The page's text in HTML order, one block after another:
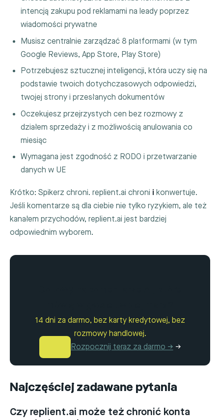
intencją zakupu pod reklamami na leady poprzez
wiadomości prywatne
Musisz centralnie zarządzać 8 platformami (w tym
Google Reviews, App Store, Play Store)
Potrzebujesz sztucznej inteligencji, która uczy się na
podstawie twoich dotychczasowych odpowiedzi,
twojej strony i przesłanych dokumentów
Oczekujesz przejrzystych cen bez rozmowy z
działem sprzedaży i z możliwością anulowania co
miesiąc
Wymagana jest zgodność z RODO i przetwarzanie
danych w UE
Krótko: Spikerz chroni. replient.ai chroni i konwertuje.
Jeśli komentarze są dla ciebie nie tylko ryzykiem, ale też
kanałem przychodów, replient.ai jest bardziej
odpowiednim wyborem.
14 dni za darmo, bez karty kredytowej, bez
rozmowy handlowej.
Rozpocznij teraz za darmo → →
Najczęściej zadawane pytania
Czy replient.ai może też chronić konta